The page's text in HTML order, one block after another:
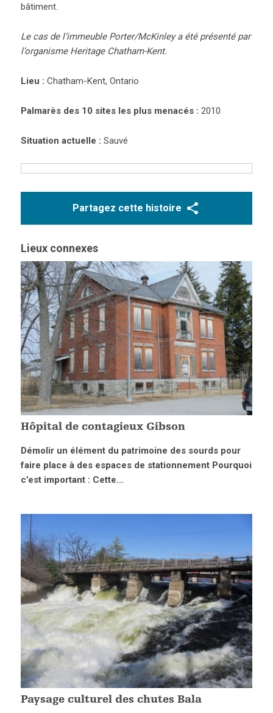
bâtiment.
Le cas de l’immeuble Porter/McKinley a été présenté par
l’organisme Heritage Chatham-Kent.
Lieu : Chatham-Kent, Ontario
Palmarès des 10 sites les plus menacés : 2010
Situation actuelle : Sauvé
Partagez cette histoire
Lieux connexes
Hôpital de contagieux Gibson
Démolir un élément du patrimoine des sourds pour
faire place à des espaces de stationnement Pourquoi
c’est important : Cette...
Paysage culturel des chutes Bala